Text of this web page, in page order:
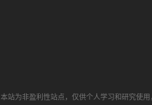
本站为非盈利性站点，仅供个人学习和研究使